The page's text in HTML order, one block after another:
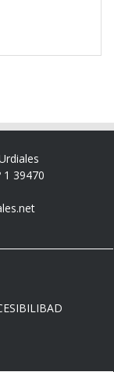
1 39470